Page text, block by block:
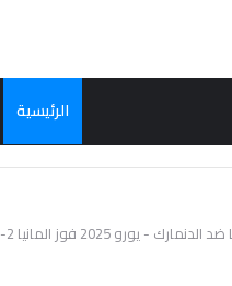
الرئيسية
- يورو 2025 فوز المانيا 2-1